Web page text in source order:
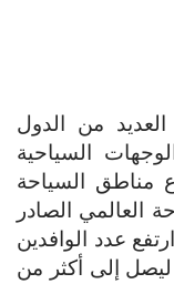
من الدول
السياحية
مناطق السياحة
العالمي الصادر
عدد الوافدين
الماضي ليصل إلى أكثر من